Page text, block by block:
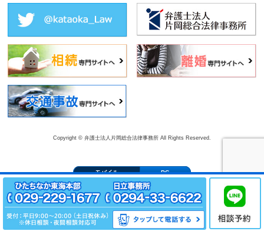
Copyright © 弁護士法人片岡総合法律事務所 All Rights Reserved.
モバイル PC